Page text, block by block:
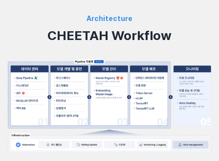
Architecture
CHEETAH Workflow